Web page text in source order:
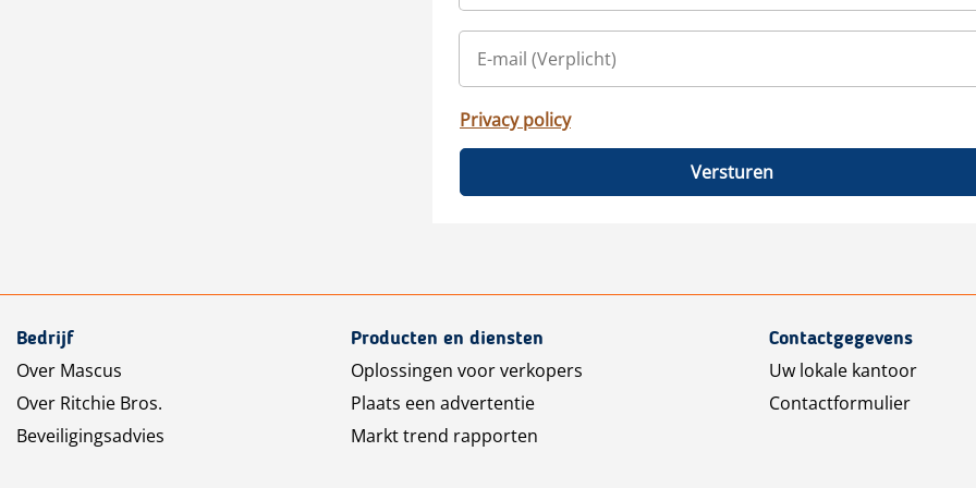
Privacy policy
Versturen
Bedrijf
Over Mascus
Over Ritchie Bros.
Beveiligingsadvies
Producten en diensten
Oplossingen voor verkopers
Plaats een advertentie
Markt trend rapporten
Contactgegevens
Uw lokale kantoor
Contactformulier